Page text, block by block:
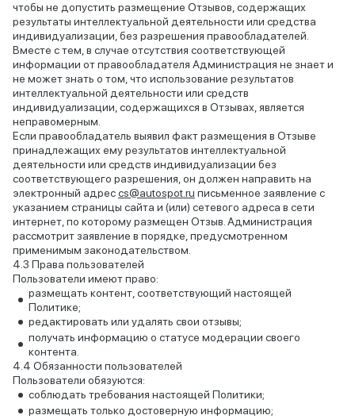
чтобы не допустить размещение Отзывов, содержащих
результаты интеллектуальной деятельности или средства
индивидуализации, без разрешения правообладателей.
Вместе с тем, в случае отсутствия соответствующей
информации от правообладателя Администрация не знает и
не может знать о том, что использование результатов
интеллектуальной деятельности или средств
индивидуализации, содержащихся в Отзывах, является
неправомерным.
Если правообладатель выявил факт размещения в Отзыве
принадлежащих ему результатов интеллектуальной
деятельности или средств индивидуализации без
соответствующего разрешения, он должен направить на
электронный адресcs@autospot.ru письменное заявление с
указанием страницы сайта и (или) сетевого адреса в сети
интернет, по которому размещен Отзыв. Администрация
рассмотрит заявление в порядке, предусмотренном
применимым законодательством.
Права пользователей
Пользователи имеют право:
размещать контент, соответствующий настоящей
Политике;
редактировать или удалять свои отзывы;
получать информацию о статусе модерации своего
контента.
Обязанности пользователей
Пользователи обязуются:
соблюдать требования настоящей Политики;
размещать только достоверную информацию;